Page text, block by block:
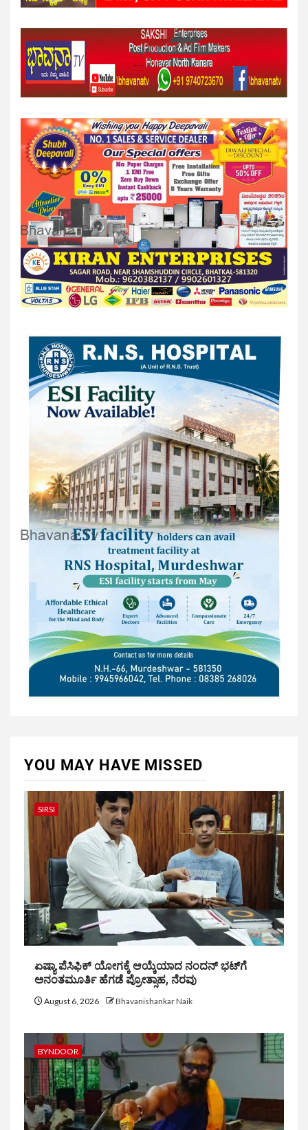
YOU MAY HAVE MISSED
SIRSI
ಏಷ್ಯಾ ಪೆಸಿಫಿಕ್ ಯೋಗಕ್ಕೆ ಆಯ್ಕೆಯಾದ ನಂದನ್ ಭಟ್‌ಗೆ
ಅನಂತಮೂರ್ತಿ ಹೆಗಡೆ ಪ್ರೋತ್ಸಾಹ, ನೆರವು
August 6, 2026 Bhavanishankar Naik
BYNDOOR